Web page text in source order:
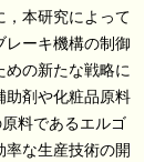
，本研究によって
レーキ機構の制御
めの新たな戦略に
助剤や化粧品原料
料であるエルゴ
率な生産技術の開